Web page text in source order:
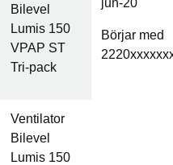
jun-20
Börjar med
Bilevel
Lumis 150
VPAP ST
Tri-pack
Ventilator
Bilevel
Lumis 150